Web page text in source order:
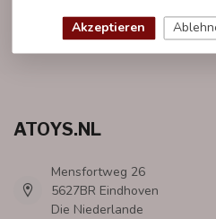
KUNDESERVICE
ATOYS.NL
Mensfortweg 26
5627BR Eindhoven
Die Niederlande
Akzeptieren